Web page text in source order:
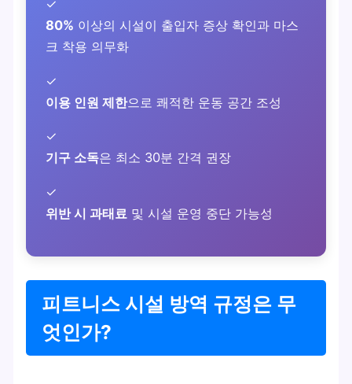
✓
80% 이상의 시설이 출입자 증상 확인과 마스
크 착용 의무화
✓
이용 인원 제한으로 쾌적한 운동 공간 조성
✓
기구 소독은 최소 30분 간격 권장
✓
위반 시 과태료 및 시설 운영 중단 가능성
피트니스 시설 방역 규정은 무
엇인가?